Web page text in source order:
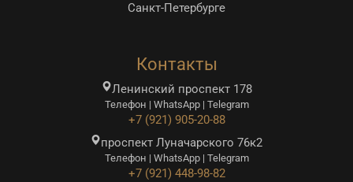
Санкт-Петербурге
Контакты
Ленинский проспект 178
Телефон | WhatsApp | Telegram
+7 (921) 905-20-88
проспект Луначарского 76к2
Телефон | WhatsApp | Telegram
+7 (921) 448-98-82